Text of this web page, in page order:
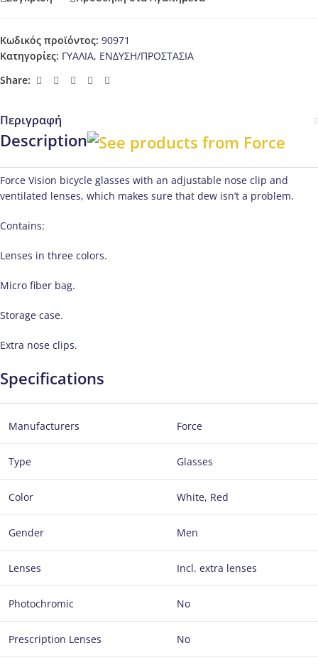
Κωδικός προϊόντος: 90971
Κατηγορίες: ΓΥΑΛΙΑ, ΕΝΔΥΣΗ/ΠΡΟΣΤΑΣΙΑ
Share:
Περιγραφή
Description
Force Vision bicycle glasses with an adjustable nose clip and
ventilated lenses, which makes sure that dew isn’t a problem.
Contains:
Lenses in three colors.
Micro fiber bag.
Storage case.
Extra nose clips.
Specifications
Manufacturers Force
Type Glasses
Color White, Red
Gender Men
Lenses Incl. extra lenses
Photochromic No
Prescription Lenses No